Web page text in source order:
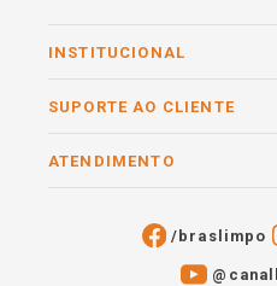
INSTITUCIONAL
SUPORTE AO CLIENTE
ATENDIMENTO
/braslimpo